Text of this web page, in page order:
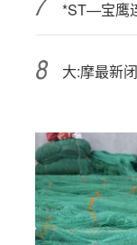
*ST—宝鹰